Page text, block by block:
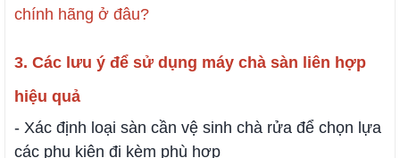
chính hãng ở đâu?
3. Các lưu ý để sử dụng máy chà sàn liên hợp
hiệu quả
- Xác định loại sàn cần vệ sinh chà rửa để chọn lựa
các phụ kiện đi kèm phù hợp